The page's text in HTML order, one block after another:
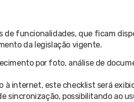
de funcionalidades, que ficam
da legislação vigente.
por foto, análise de
à internet, este checklist será
sincronização, possibilitando ao